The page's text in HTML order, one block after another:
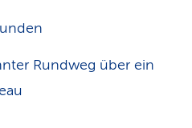
Rundweg über ein